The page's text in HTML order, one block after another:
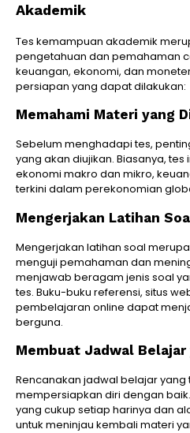
Akademik
Tes kemampuan akademik
pengetahuan dan pemahaman
keuangan, ekonomi, dan
persiapan yang dapat dilakukan:
Memahami Materi yang
Sebelum menghadapi tes,
yang akan diujikan. Biasanya,
ekonomi makro dan mikro,
terkini dalam perekonomian
Mengerjakan Latihan
Mengerjakan latihan soal
menguji pemahaman dan
menjawab beragam jenis soal
tes. Buku-buku referensi, situs
pembelajaran online dapat
berguna.
Membuat Jadwal
Rencanakan jadwal belajar yang
mempersiapkan diri dengan
yang cukup setiap harinya dan
untuk meninjau kembali materi